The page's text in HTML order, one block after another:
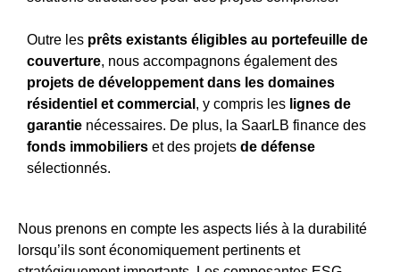
Outre les prêts existants éligibles au portefeuille de
couverture, nous accompagnons également des
projets de développement dans les domaines
résidentiel et commercial , y compris les lignes de
garantie nécessaires. De plus, la SaarLB finance des
fonds immobiliers et des projets de défense
sélectionnés.
Nous prenons en compte les aspects liés à la durabilité
lorsqu’ils sont économiquement pertinents et